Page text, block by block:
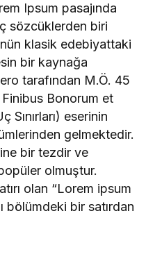
Ipsum pasajında
sözcüklerden biri
klasik edebiyattaki
bir kaynağa
tarafından M.Ö. 45
Finibus Bonorum et
Sınırları) eserinin
gelmektedir.
bir tezdir ve
olmuştur.
olan “Lorem ipsum
bölümdeki bir satırdan